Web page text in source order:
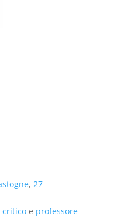
, 27
criticoe professore